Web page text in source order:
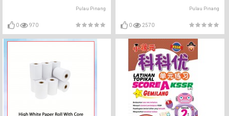
Pulau Pinang
0 970
Pulau Pinang
0 2570